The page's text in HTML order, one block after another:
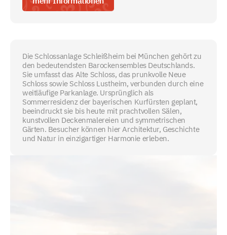
Die Schlossanlage Schleißheim bei München gehört zu
den bedeutendsten Barockensembles Deutschlands.
Sie umfasst das Alte Schloss, das prunkvolle Neue
Schloss sowie Schloss Lustheim, verbunden durch eine
weitläufige Parkanlage. Ursprünglich als
Sommerresidenz der bayerischen Kurfürsten geplant,
beeindruckt sie bis heute mit prachtvollen Sälen,
kunstvollen Deckenmalereien und symmetrischen
Gärten. Besucher können hier Architektur, Geschichte
und Natur in einzigartiger Harmonie erleben.